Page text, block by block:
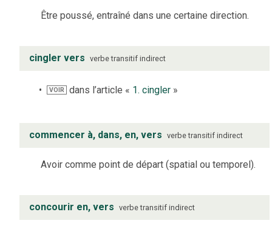
Être poussé, entraîné dans une certaine direction.
cingler vers verbe transitif indirect
VOIR dans l’article « 1. cingler »
commencer à, dans, en, vers verbe transitif indirect
Avoir comme point de départ (spatial ou temporel).
concourir en, vers verbe transitif indirect